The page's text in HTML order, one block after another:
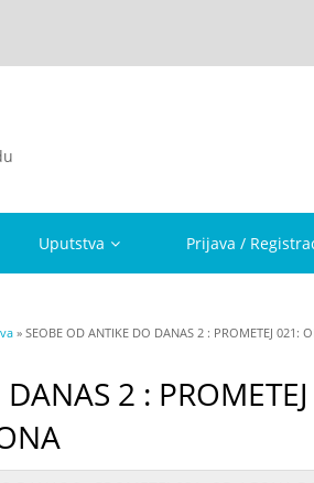
Uputstva Prijava /
» SEOBE OD ANTIKE DO DANAS 2 : PROMETEJ 021:
2 :